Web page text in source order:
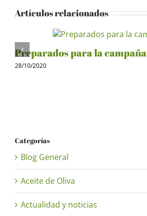
Artículos relacionados
Preparados para la campaña
28/10/2020
Categorías
Blog General
Aceite de Oliva
Actualidad y noticias